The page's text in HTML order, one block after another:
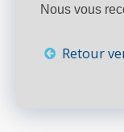
PLUS...
Nous vous
Retour